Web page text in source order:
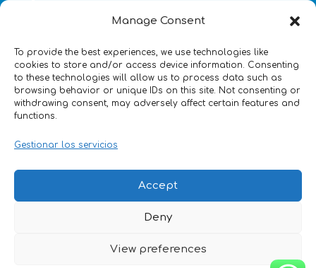
Manage Consent
To provide the best experiences, we use technologies like
cookies to store and/or access device information. Consenting
to these technologies will allow us to process data such as
browsing behavior or unique IDs on this site. Not consenting or
withdrawing consent, may adversely affect certain features and
functions.
Gestionar los servicios
Accept
Deny
View preferences
Aviso legal
Política de privacidad
Política de cookies